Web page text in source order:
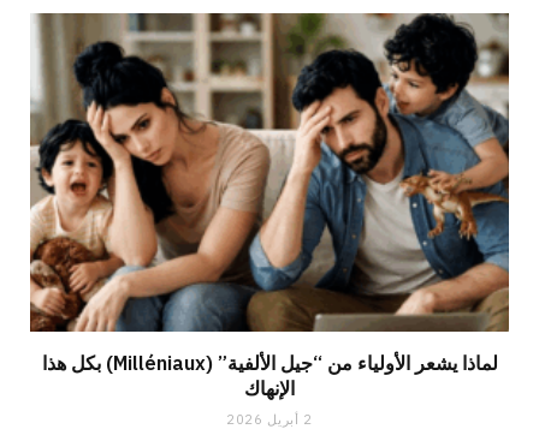
لماذا يشعر الأولياء من “جيل الألفية” (Milléniaux) بكل هذا
الإنهاك
2 أبريل 2026